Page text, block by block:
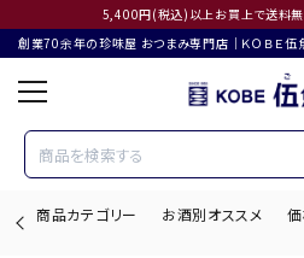
5,400円(税込)以上お買上で送料
創業70余年の珍味屋 おつまみ専門店│ＫＯＢＥ伍
商品カテゴリー お酒別オススメ